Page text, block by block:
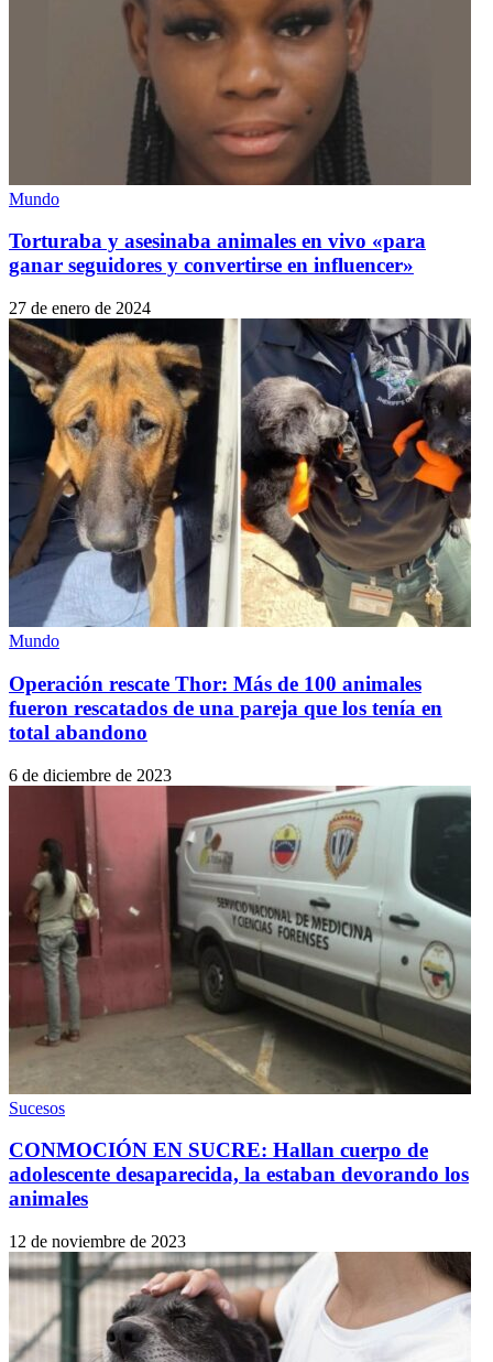
Mundo
Torturaba y asesinaba animales en vivo «para
ganar seguidores y convertirse en influencer»
27 de enero de 2024
Mundo
Operación rescate Thor: Más de 100 animales
fueron rescatados de una pareja que los tenía en
total abandono
6 de diciembre de 2023
Sucesos
CONMOCIÓN EN SUCRE: Hallan cuerpo de
adolescente desaparecida, la estaban devorando los
animales
12 de noviembre de 2023